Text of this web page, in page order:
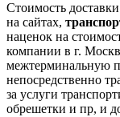
Стоимость
на сайтах,
наценок на
компании в г.
межтерминальную
непосредственно
за услуги
обрешетки и пр, и